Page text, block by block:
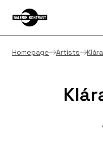
Homepage Artists